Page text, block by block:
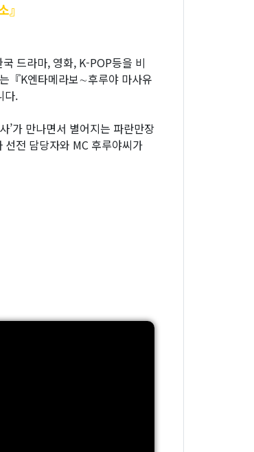
』
드라마, 영화, K-POP등을 비
『K엔타메라보∼후루야 마사유
다.
’가 만나면서 별어지는 파란만장
전 담당자와 MC 후루야씨가